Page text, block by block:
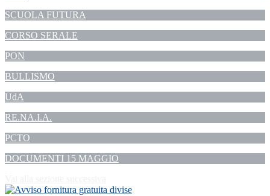
SCUOLA FUTURA
CORSO SERALE
PON
BULLISMO
UdA
RE.NA.I.A.
PCTO
DOCUMENTI 15 MAGGIO